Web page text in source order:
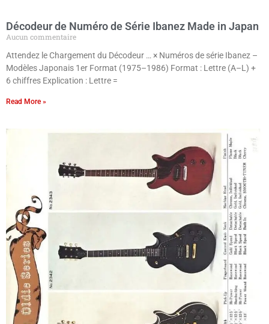
Décodeur de Numéro de Série Ibanez Made in Japan
Aucun commentaire
Attendez le Chargement du Décodeur … × Numéros de série Ibanez –
Modèles Japonais 1er Format (1975–1986) Format : Lettre (A–L) +
6 chiffres Explication : Lettre =
Read More »